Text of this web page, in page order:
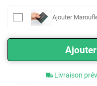
Ajouter
Livraison